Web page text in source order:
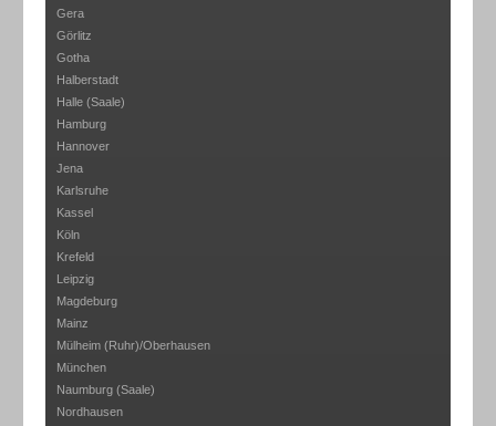
Gera
Görlitz
Gotha
Halberstadt
Halle (Saale)
Hamburg
Hannover
Jena
Karlsruhe
Kassel
Köln
Krefeld
Leipzig
Magdeburg
Mainz
Mülheim (Ruhr)/Oberhausen
München
Naumburg (Saale)
Nordhausen